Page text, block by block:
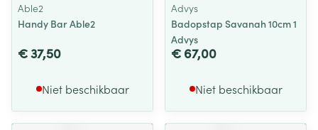
Able2
Handy Bar Able2
€ 37,50
Niet beschikbaar
Advys
Badopstap Savanah 10cm 1
Advys
€ 67,00
Niet beschikbaar